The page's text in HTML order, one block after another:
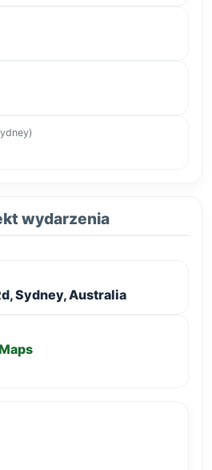
wydarzenia
Sydney, Australia